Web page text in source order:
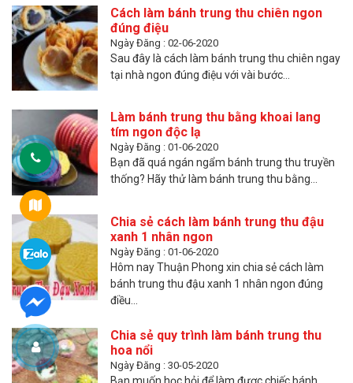
Cách làm bánh trung thu chiên ngon
đúng điệu
Ngày Đăng : 02-06-2020
Sau đây là cách làm bánh trung thu chiên ngay
tại nhà ngon đúng điệu với vài bước...
Làm bánh trung thu bằng khoai lang
tím ngon độc lạ
Ngày Đăng : 01-06-2020
Bạn đã quá ngán ngẩm bánh trung thu truyền
thống? Hãy thử làm bánh trung thu bằng...
Chia sẻ cách làm bánh trung thu đậu
xanh 1 nhân ngon
Ngày Đăng : 01-06-2020
Hôm nay Thuận Phong xin chia sẻ cách làm
bánh trung thu đậu xanh 1 nhân ngon đúng
điều...
Chia sẻ quy trình làm bánh trung thu
hoa nổi
Ngày Đăng : 30-05-2020